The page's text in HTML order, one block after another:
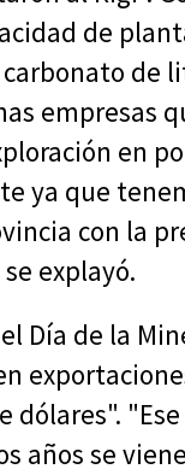
de
de
empresas
en
ya que
con la
explayó.
Día de la
dólares".
años se